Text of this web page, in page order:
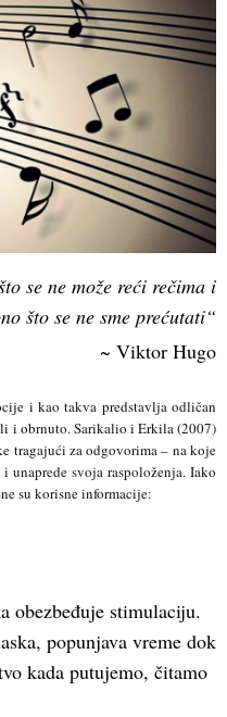
se ne može reći rečima i
što se ne sme prećutati“
~ Viktor Hugo
i kao takva predstavlja odličan
i obrnuto. Sarikalio i Erkila (2007)
tragajući za odgovorima – na koje
svoja raspoloženja. Iako
su korisne informacije:
obezbeđuje stimulaciju.
popunjava vreme dok
kada putujemo, čitamo